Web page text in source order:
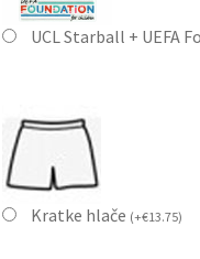
UCL Starball + UEFA
Kratke hlače (+€13.75)